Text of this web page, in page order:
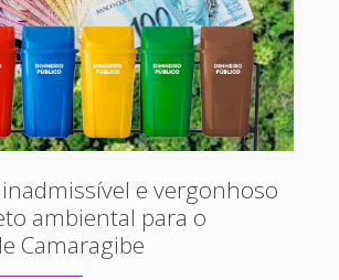
e vergonhoso
ambiental para o
Camaragibe